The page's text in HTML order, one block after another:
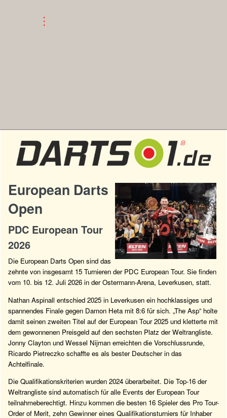
European Darts
Open
PDC European Tour
2026
Die European Darts Open sind das
zehnte von insgesamt 15 Turnieren der PDC European Tour. Sie finden
vom 10. bis 12. Juli 2026 in der Ostermann-Arena, Leverkusen, statt.
Nathan Aspinall entschied 2025 in Leverkusen ein hochklassiges und
spannendes Finale gegen Damon Heta mit 8:6 für sich. „The Asp“ holte
damit seinen zweiten Titel auf der European Tour 2025 und kletterte mit
dem gewonnenen Preisgeld auf den sechsten Platz der Weltrangliste.
Jonny Clayton und Wessel Nijman erreichten die Vorschlussrunde,
Ricardo Pietreczko schaffte es als bester Deutscher in das
Achtelfinale.
Die Qualifikationskriterien wurden 2024 überarbeitet. Die Top-16 der
Weltrangliste sind automatisch für alle Events der European Tour
teilnahmeberechtigt. Hinzu kommen die besten 16 Spieler des Pro Tour-
Order of Merit, zehn Gewinner eines Qualifikationsturniers für Inhaber